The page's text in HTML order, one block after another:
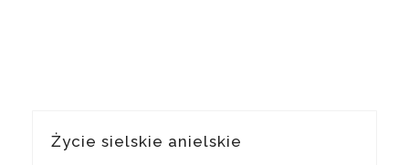
Życie sielskie anielskie